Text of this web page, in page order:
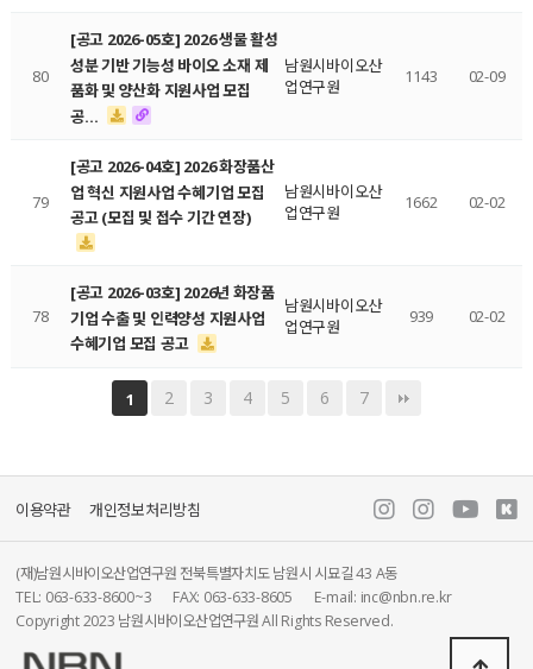
80
[공고 2026-05호] 2026 생물 활성
성분 기반 기능성 바이오 소재 제
품화 및 양산화 지원사업 모집
공…
남원시바이오산
업연구원
1143 02-09
79
[공고 2026-04호] 2026 화장품산
업 혁신 지원사업 수혜기업 모집
공고 (모집 및 접수 기간 연장)
남원시바이오산
업연구원
1662 02-02
78
[공고 2026-03호] 2026년 화장품
기업 수출 및 인력양성 지원사업
수혜기업 모집 공고
남원시바이오산
업연구원
939 02-02
1 2 3 4 5 6 7
이용약관 개인정보처리방침
(재)남원시바이오산업연구원 전북특별자치도 남원시 시묘길 43 A동
TEL: 063-633-8600~3
FAX: 063-633-8605
E-mail: inc@nbn.re.kr
Copyright 2023 남원시바이오산업연구원 All Rights Reserved.